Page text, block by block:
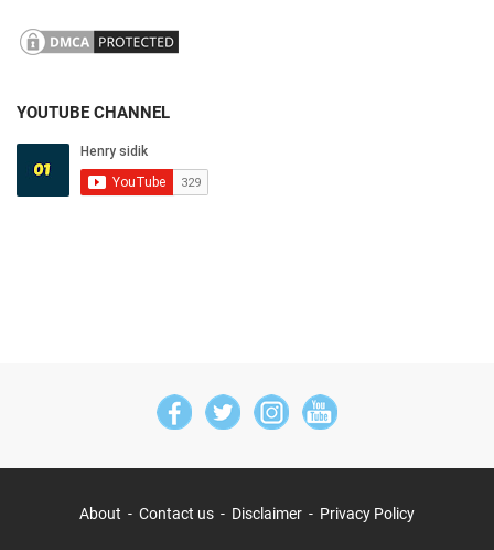
YOUTUBE CHANNEL
About Contact us Disclaimer Privacy Policy